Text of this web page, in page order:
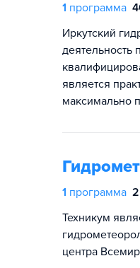
1 программа
Иркутский
деятельность
является
максимально
1 программа
Техникум
центра